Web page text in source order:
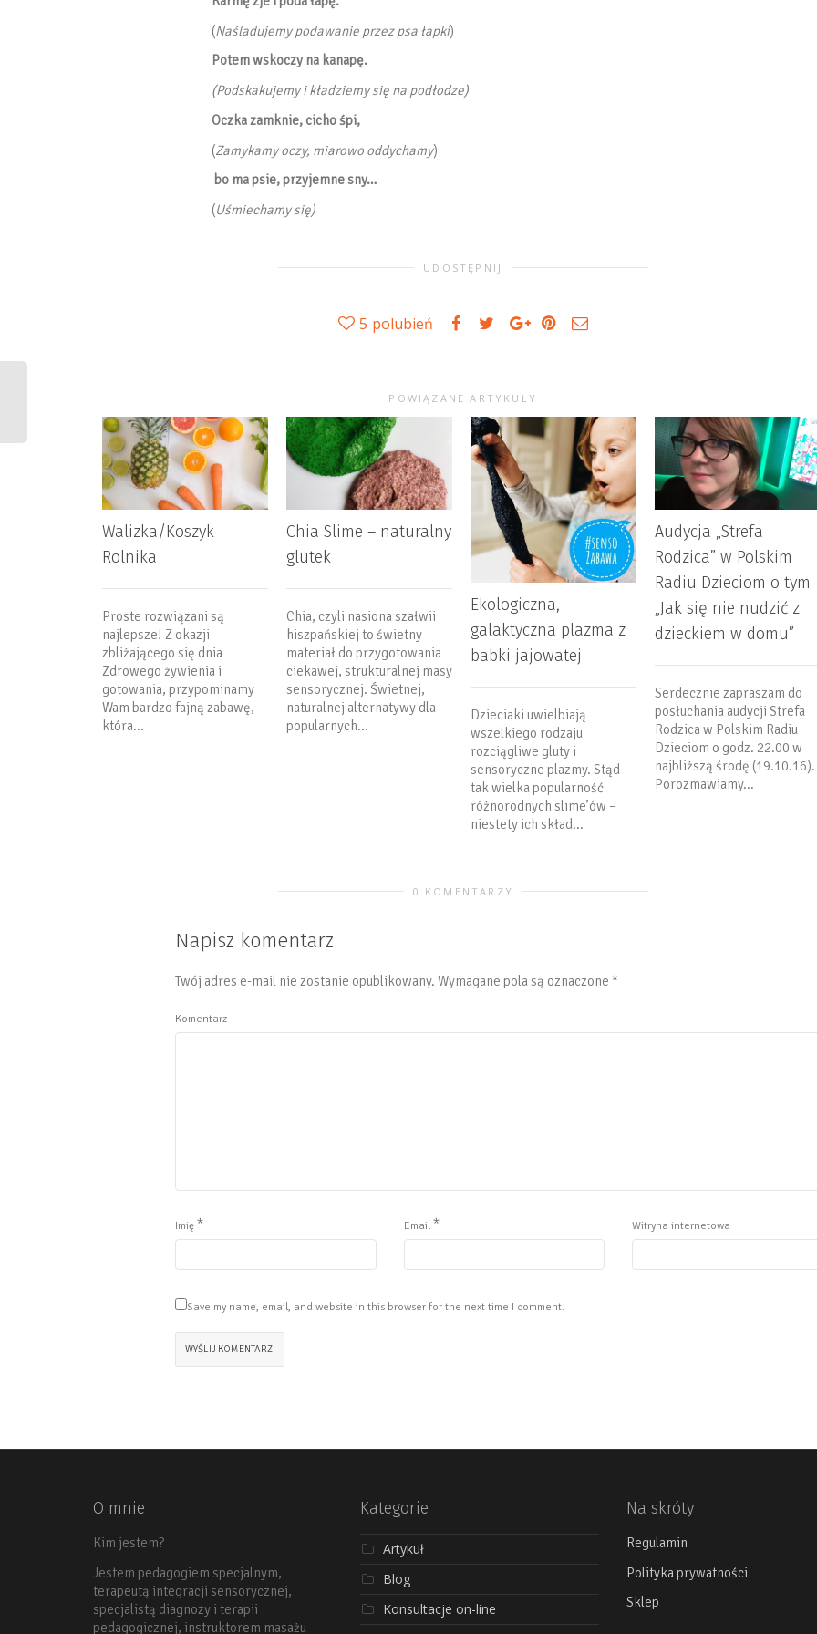
(Naśladujemy podawanie przez psa łapki)
Potem wskoczy na kanapę.
(Podskakujemy i kładziemy się na podłodze)
Oczka zamknie, cicho śpi,
(Zamykamy oczy, miarowo oddychamy)
bo ma psie, przyjemne sny…
(Uśmiechamy się)
UDOSTĘPNIJ
5 polubień
POWIĄZANE ARTYKUŁY
Walizka/Koszyk
Rolnika
Proste rozwiązani są
najlepsze! Z okazji
zbliżającego się dnia
Zdrowego żywienia i
gotowania, przypominamy
Wam bardzo fajną zabawę,
która...
Chia Slime – naturalny
glutek
Chia, czyli nasiona szałwii
hiszpańskiej to świetny
materiał do przygotowania
ciekawej, strukturalnej masy
sensorycznej. Świetnej,
naturalnej alternatywy dla
popularnych...
Ekologiczna,
galaktyczna plazma z
babki jajowatej
Dzieciaki uwielbiają
wszelkiego rodzaju
rozciągliwe gluty i
sensoryczne plazmy. Stąd
tak wielka popularność
różnorodnych slime’ów –
niestety ich skład...
Audycja „Strefa
Rodzica” w Polskim
Radiu Dzieciom o tym
„Jak się nie nudzić z
dzieckiem w domu”
Serdecznie zapraszam do
posłuchania audycji Strefa
Rodzica w Polskim Radiu
Dzieciom o godz. 22.00 w
najbliższą środę (19.10.16).
Porozmawiamy...
0 KOMENTARZY
Napisz komentarz
Twój adres e-mail nie zostanie opublikowany. Wymagane pola są oznaczone *
Komentarz
Imię * Email * Witryna internetowa
Save my name, email, and website in this browser for the next time I comment.
O mnie
Kim jestem?
Jestem pedagogiem specjalnym,
terapeutą integracji sensorycznej,
specjalistą diagnozy i terapii
pedagogicznej, instruktorem masażu
Kategorie
Artykuł
Blog
Konsultacje on-line
Na skróty
Regulamin
Polityka prywatności
Sklep